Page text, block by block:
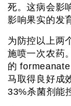
死。这病会影
影响果实的
为防控以上两
施喷一次农药
的
马取得良好成
33%杀菌剂能